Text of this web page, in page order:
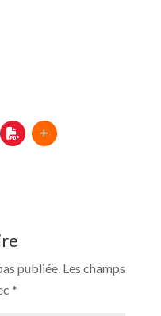
publiée. Les champs
*